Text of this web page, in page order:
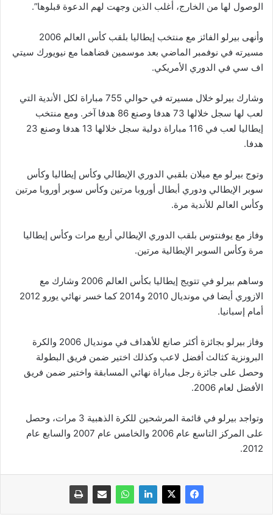
الوصول لها من الخارج، أغلب الذين وجهت لهم الدعوة قبلوها”.
وأنهى بيرلو الفائز مع منتخب إيطاليا بلقب كأس العالم 2006
مسيرته في نوفمبر الماضي بعد موسمين قضاهما مع نيويورك سيتي
اف سي في الدوري الأمريكي.
وشارك بيرلو خلال مسيرته في حوالي 755 مباراة لكل الأندية التي
لعب لها سجل خلالها 73 هدفا وصنع 86 هدفا آخر. ومع منتخب
إيطاليا لعب في 116 مباراة دولية سجل خلالها 13 هدفا وصنع 23
هدفا.
وتوج بيرلو مع ميلان بلقبي الدوري الإيطالي وكأس إيطاليا وكأس
سوبر الإيطالي ودوري أبطال أوروبا مرتين وكأس سوبر أوروبا مرتين
وكأس العالم للأندية مرة.
وفاز مع يوفنتوس بلقب الدوري الإيطالي أربع مرات وكأس إيطاليا
مرة وكأس السوبر الإيطالية مرتين.
وساهم بيرلو في تتويج إيطاليا بكأس العالم 2006 وشارك مع
الازوري أيضا في مونديال 2010 و2014 كما خسر نهائي يورو 2012
أمام إسبانيا.
وفاز بيرلو بجائزة أكثر صانع للأهداف في مونديال 2006 والكرة
البرونزية كثالث أفضل لاعب وكذلك اختير ضمن فريق البطولة
وحصل على جائزة رجل مباراة نهائي المسابقة واختير ضمن فريق
الأفضل لعام 2006.
وتواجد بيرلو في قائمة المرشحين للكرة الذهبية 3 مرات، وحصل
على المركز التاسع عام 2006 والخامس عام 2007 والسابع عام
2012.